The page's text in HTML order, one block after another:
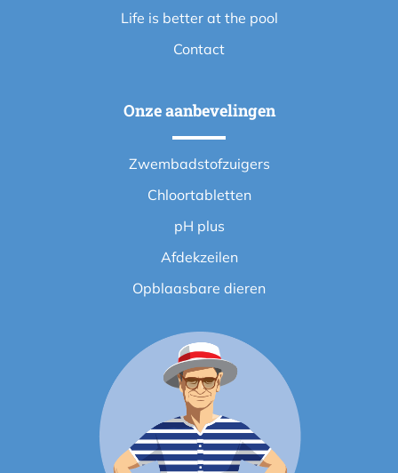
Life is better at the pool
Contact
Onze aanbevelingen
Zwembadstofzuigers
Chloortabletten
pH plus
Afdekzeilen
Opblaasbare dieren